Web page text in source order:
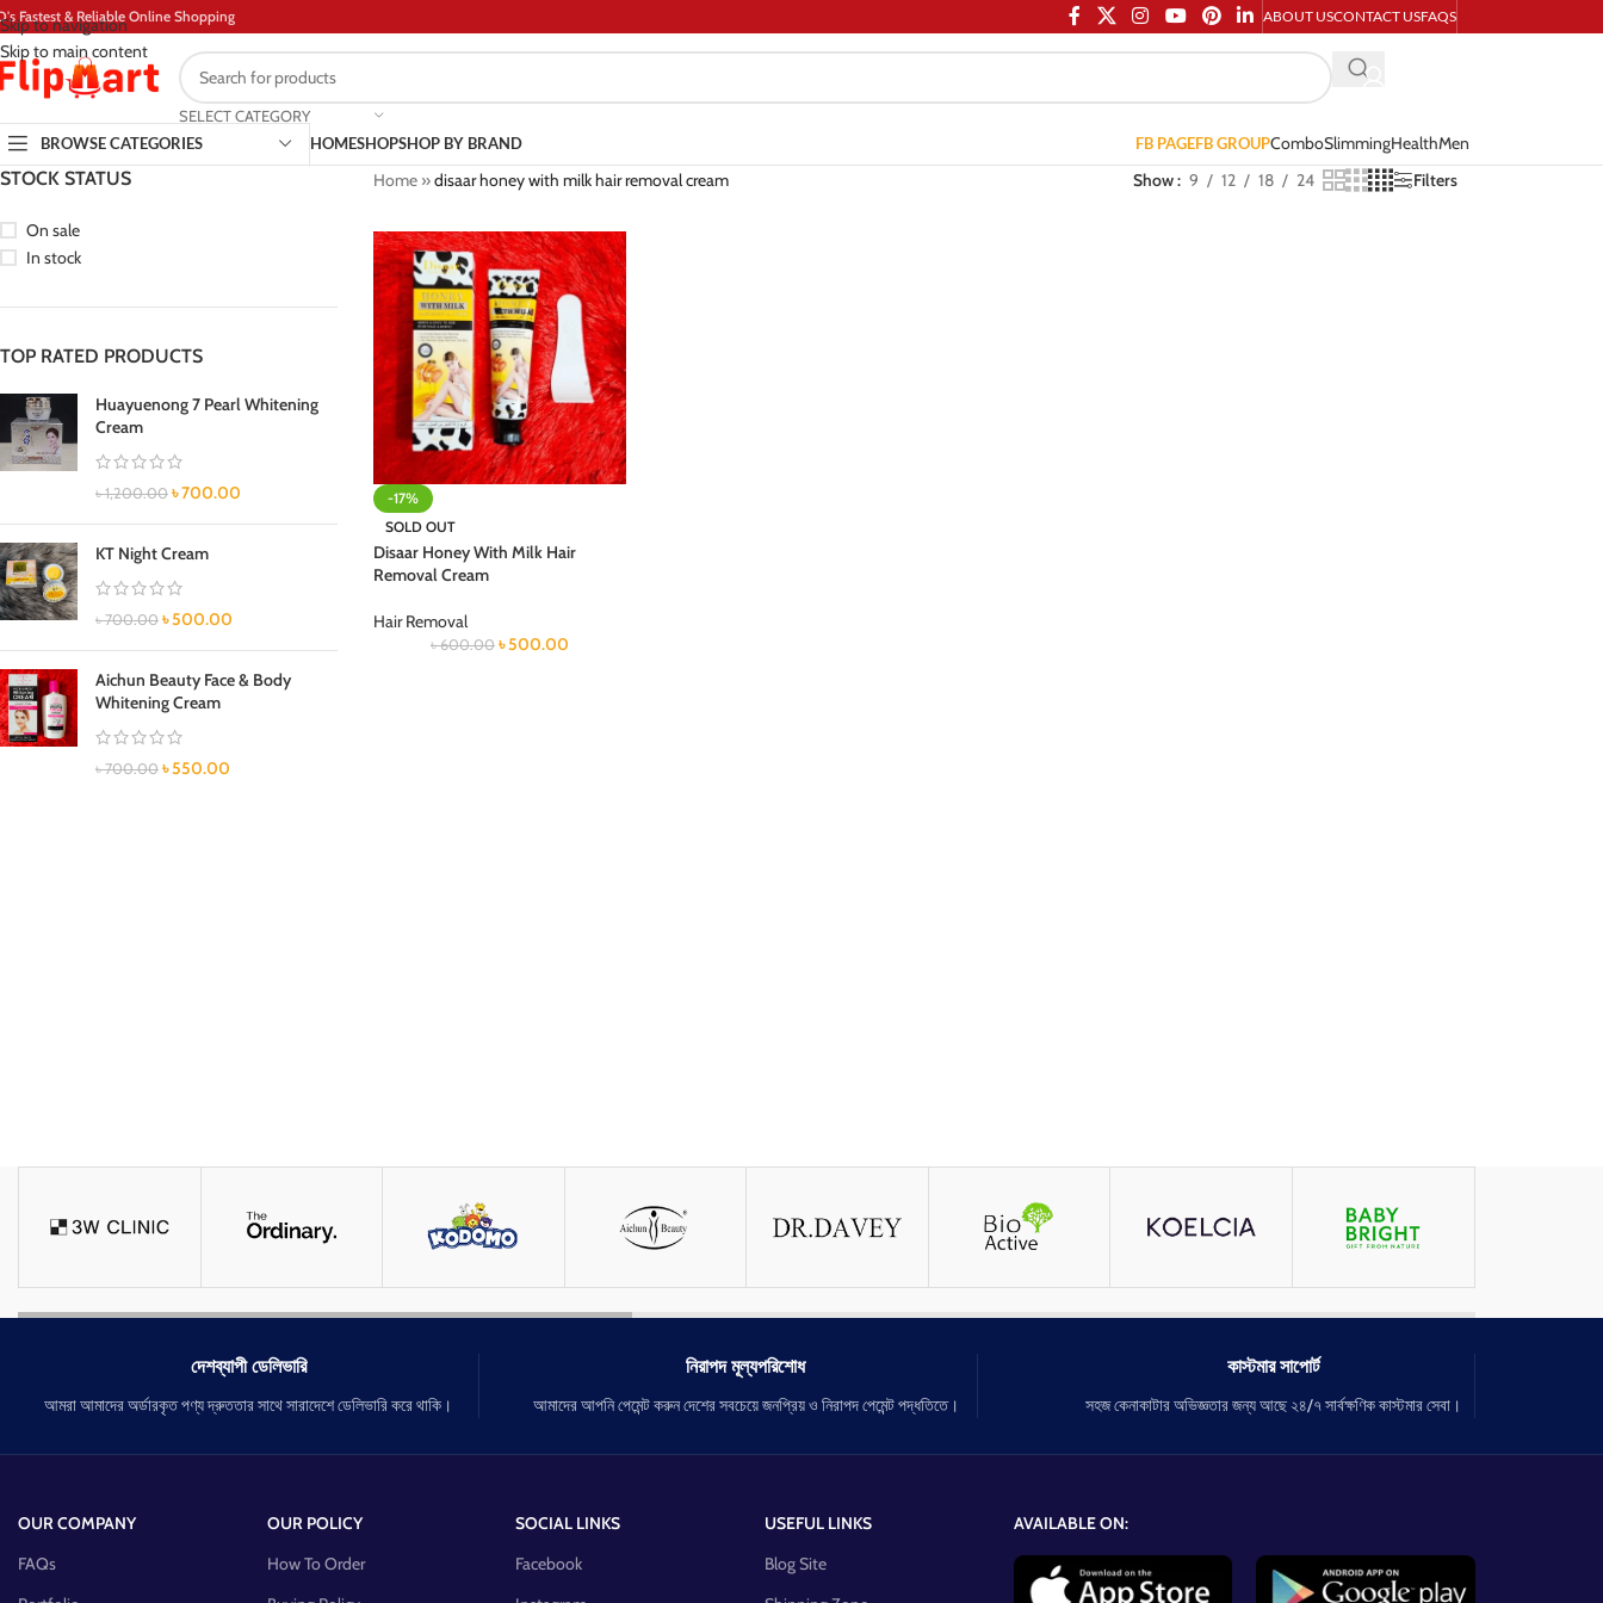
Skip to navigation
Skip to main content
Fastest & Reliable Online Shopping ABOUT USCONTACT USFAQS
SELECT CATEGORY
BROWSE CATEGORIES
HOMESHOPSHOP BY BRAND FB PAGEFB GROUPComboSlimmingHealthMen
STOCK STATUS
On sale
In stock
TOP RATED PRODUCTS
Huayuenong 7 Pearl Whitening
Cream
৳1,200.00 ৳700.00
KT Night Cream
৳700.00 ৳500.00
Aichun Beauty Face & Body
Whitening Cream
৳700.00 ৳550.00
Home»disaar honey with milk hair removal cream Show 9 12 18 24 Filters
-17%
SOLD OUT
Disaar Honey With Milk Hair
Removal Cream
Hair Removal
৳600.00 ৳500.00
দেশব্যাপী ডেলিভারি
আমরা আমাদের অর্ডারকৃত পণ্য দ্রুততার সাথে সারাদেশে ডেলিভারি করে থাকি।
নিরাপদ মূল্যপরিশোধ
আমাদের আপনি পেমেন্ট করুন দেশের সবচেয়ে জনপ্রিয় ও নিরাপদ পেমেন্ট পদ্ধতিতে।
কাস্টমার সাপোর্ট
সহজ কেনাকাটার অভিজ্ঞতার জন্য আছে ২৪/৭ সার্বক্ষণিক কাস্টমার সেবা।
OUR COMPANY
FAQs
OUR POLICY
How To Order
SOCIAL LINKS
Facebook
USEFUL LINKS
Blog Site
AVAILABLE ON: